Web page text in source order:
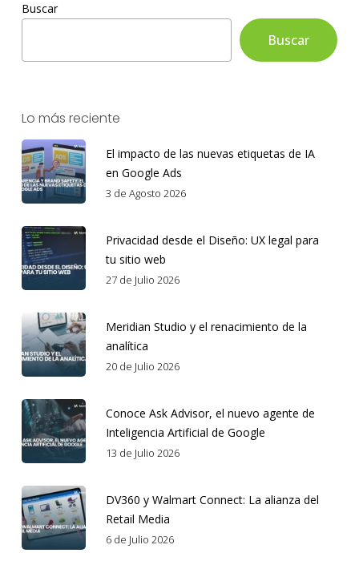
Buscar
Buscar
Lo más reciente
El impacto de las nuevas etiquetas de IA
en Google Ads
3 de Agosto 2026
Privacidad desde el Diseño: UX legal para
tu sitio web
27 de Julio 2026
Meridian Studio y el renacimiento de la
analítica
20 de Julio 2026
Conoce Ask Advisor, el nuevo agente de
Inteligencia Artificial de Google
13 de Julio 2026
DV360 y Walmart Connect: La alianza del
Retail Media
6 de Julio 2026